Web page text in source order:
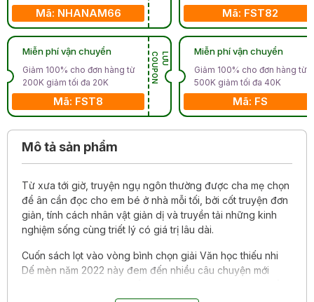
Mã: NHANAM66
Miễn phí vận chuyển
Giảm 100% cho đơn hàng từ
200K giảm tối đa 20K
Mã: FST8
L
Ư
U
C
O
U
P
O
N
Mã: FST82
Miễn phí vận chuyển
Giảm 100% cho đơn hàng từ
500K giảm tối đa 40K
Mã: FS
Mô tả sản phẩm
Từ xưa tới giờ, truyện ngụ ngôn thường được cha mẹ chọn
để ân cần đọc cho em bé ở nhà mỗi tối, bởi cốt truyện đơn
giản, tính cách nhân vật giản dị và truyền tải những kinh
nghiệm sống cùng triết lý có giá trị lâu dài.
Cuốn sách lọt vào vòng bình chọn giải Văn học thiếu nhi
Dế mèn năm 2022 này đem đến nhiều câu chuyện mới
gũi và thiết thực với mọi nhà. Có những truyện có kết thúc